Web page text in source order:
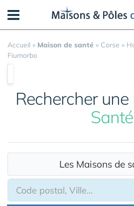
Accueil » Maison de santé » Corse »
Fiumorbo
Rechercher une
Santé
Les Maisons de
Panneau de gestion des cookies